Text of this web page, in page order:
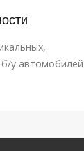
у автомобилей